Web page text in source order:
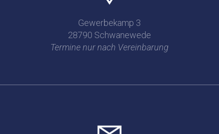
Gewerbekamp 3
28790 Schwanewede
Termine nur nach Vereinbarung